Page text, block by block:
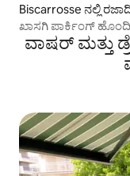
Biscarrosse ನಲ್ಲಿ
ಖಾಸಗಿ ಪಾರ್ಕಿಂಗ್
ಬಾಡಿಗೆ
ವಾಷರ್ ಮತ್ತು